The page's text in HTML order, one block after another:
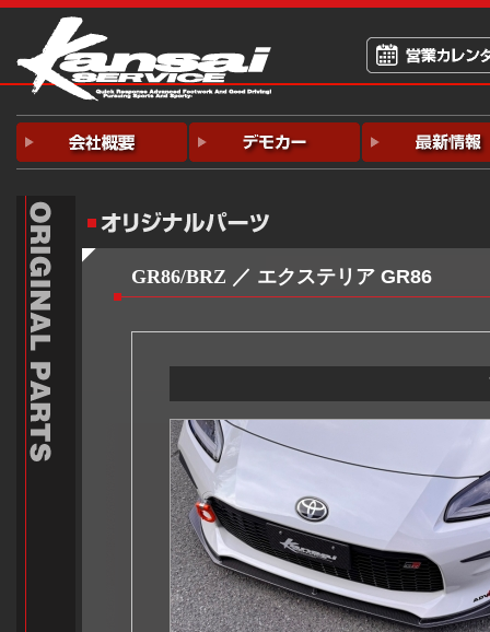
GR86/BRZ ／ エクステリア GR86